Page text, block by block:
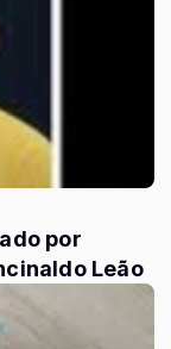
por
Leão